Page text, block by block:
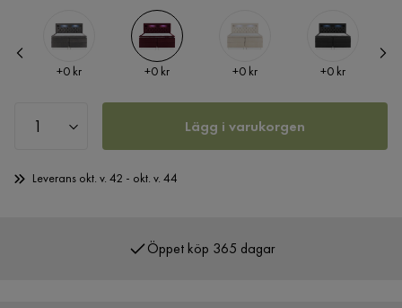
Pris
+0 kr Pris
+0 kr Pris
+0 kr Pris
+0 kr
Lägg i varukorgen
Leverans okt. v. 42 - okt. v. 44